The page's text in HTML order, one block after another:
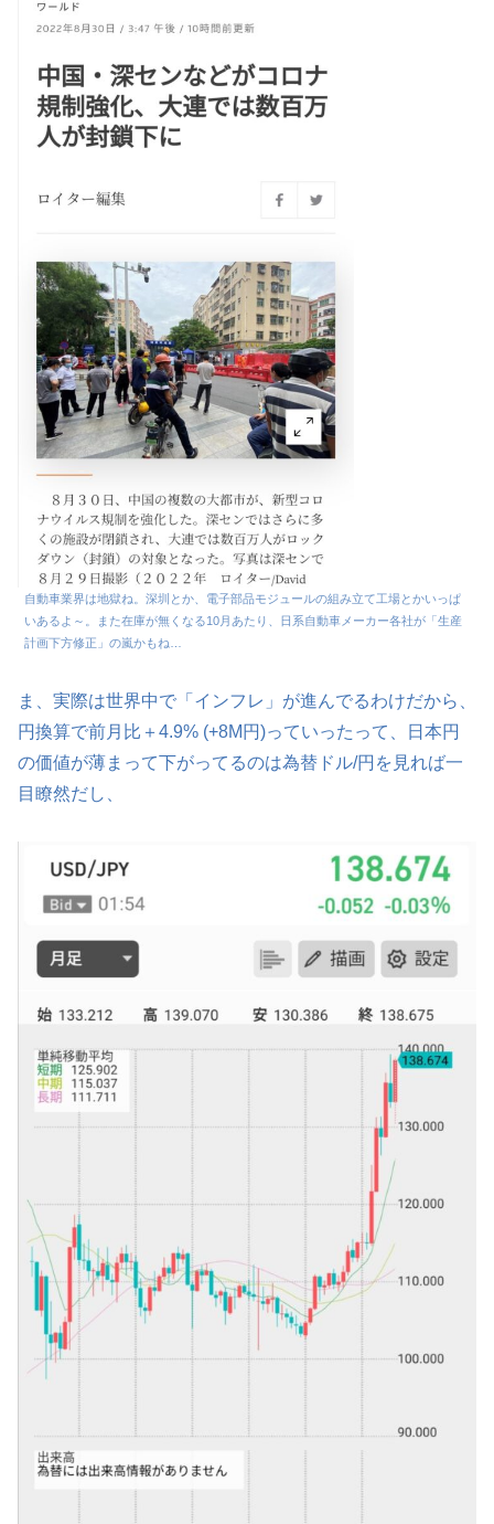
自動車業界は地獄ね。深圳とか、電子部品モジュールの組み立て工場とかいっぱ
いあるよ～。また在庫が無くなる10月あたり、日系自動車メーカー各社が「生産
計画下方修正」の嵐かもね…
ま、実際は世界中で「インフレ」が進んでるわけだから、
円換算で前月比＋4.9% (+8M円)っていったって、日本円
の価値が薄まって下がってるのは為替ドル/円を見れば一
目瞭然だし、